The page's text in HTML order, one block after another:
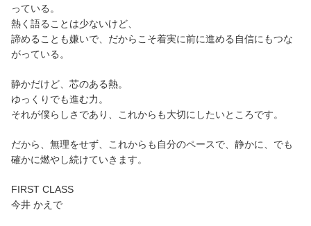
っている。
熱く語ることは少ないけど、
諦めることも嫌いで、だからこそ着実に前に進める自信にもつな
がっている。
静かだけど、芯のある熱。
ゆっくりでも進む力。
それが僕らしさであり、これからも大切にしたいところです。
だから、無理をせず、これからも自分のペースで、静かに、でも
確かに燃やし続けていきます。
FIRST CLASS
今井 かえで